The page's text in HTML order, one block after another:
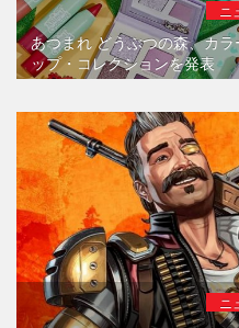
ニ
あつまれ どうぶつの森、カ
ップ・コレクションを発表
ニ